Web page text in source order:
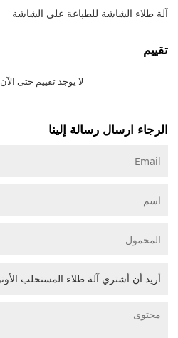
آلة طلاء الشاشة للطباعة على الشاشة
تقييم
لا يوجد تقييم حتى الآن
الرجاء ارسال رسالة إلينا